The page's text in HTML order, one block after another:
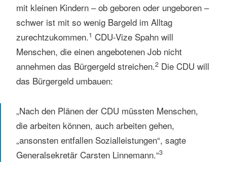
mit kleinen Kindern – ob geboren oder ungeboren –
schwer ist mit so wenig Bargeld im Alltag
zurechtzukommen.1 CDU-Vize Spahn will
Menschen, die einen angebotenen Job nicht
annehmen das Bürgergeld streichen.2Die CDU will
das Bürgergeld umbauen:
„Nach den Plänen der CDU müssten Menschen,
die arbeiten können, auch arbeiten gehen,
„ansonsten entfallen Sozialleistungen“, sagte
Generalsekretär Carsten Linnemann.“3
t
a
r
e